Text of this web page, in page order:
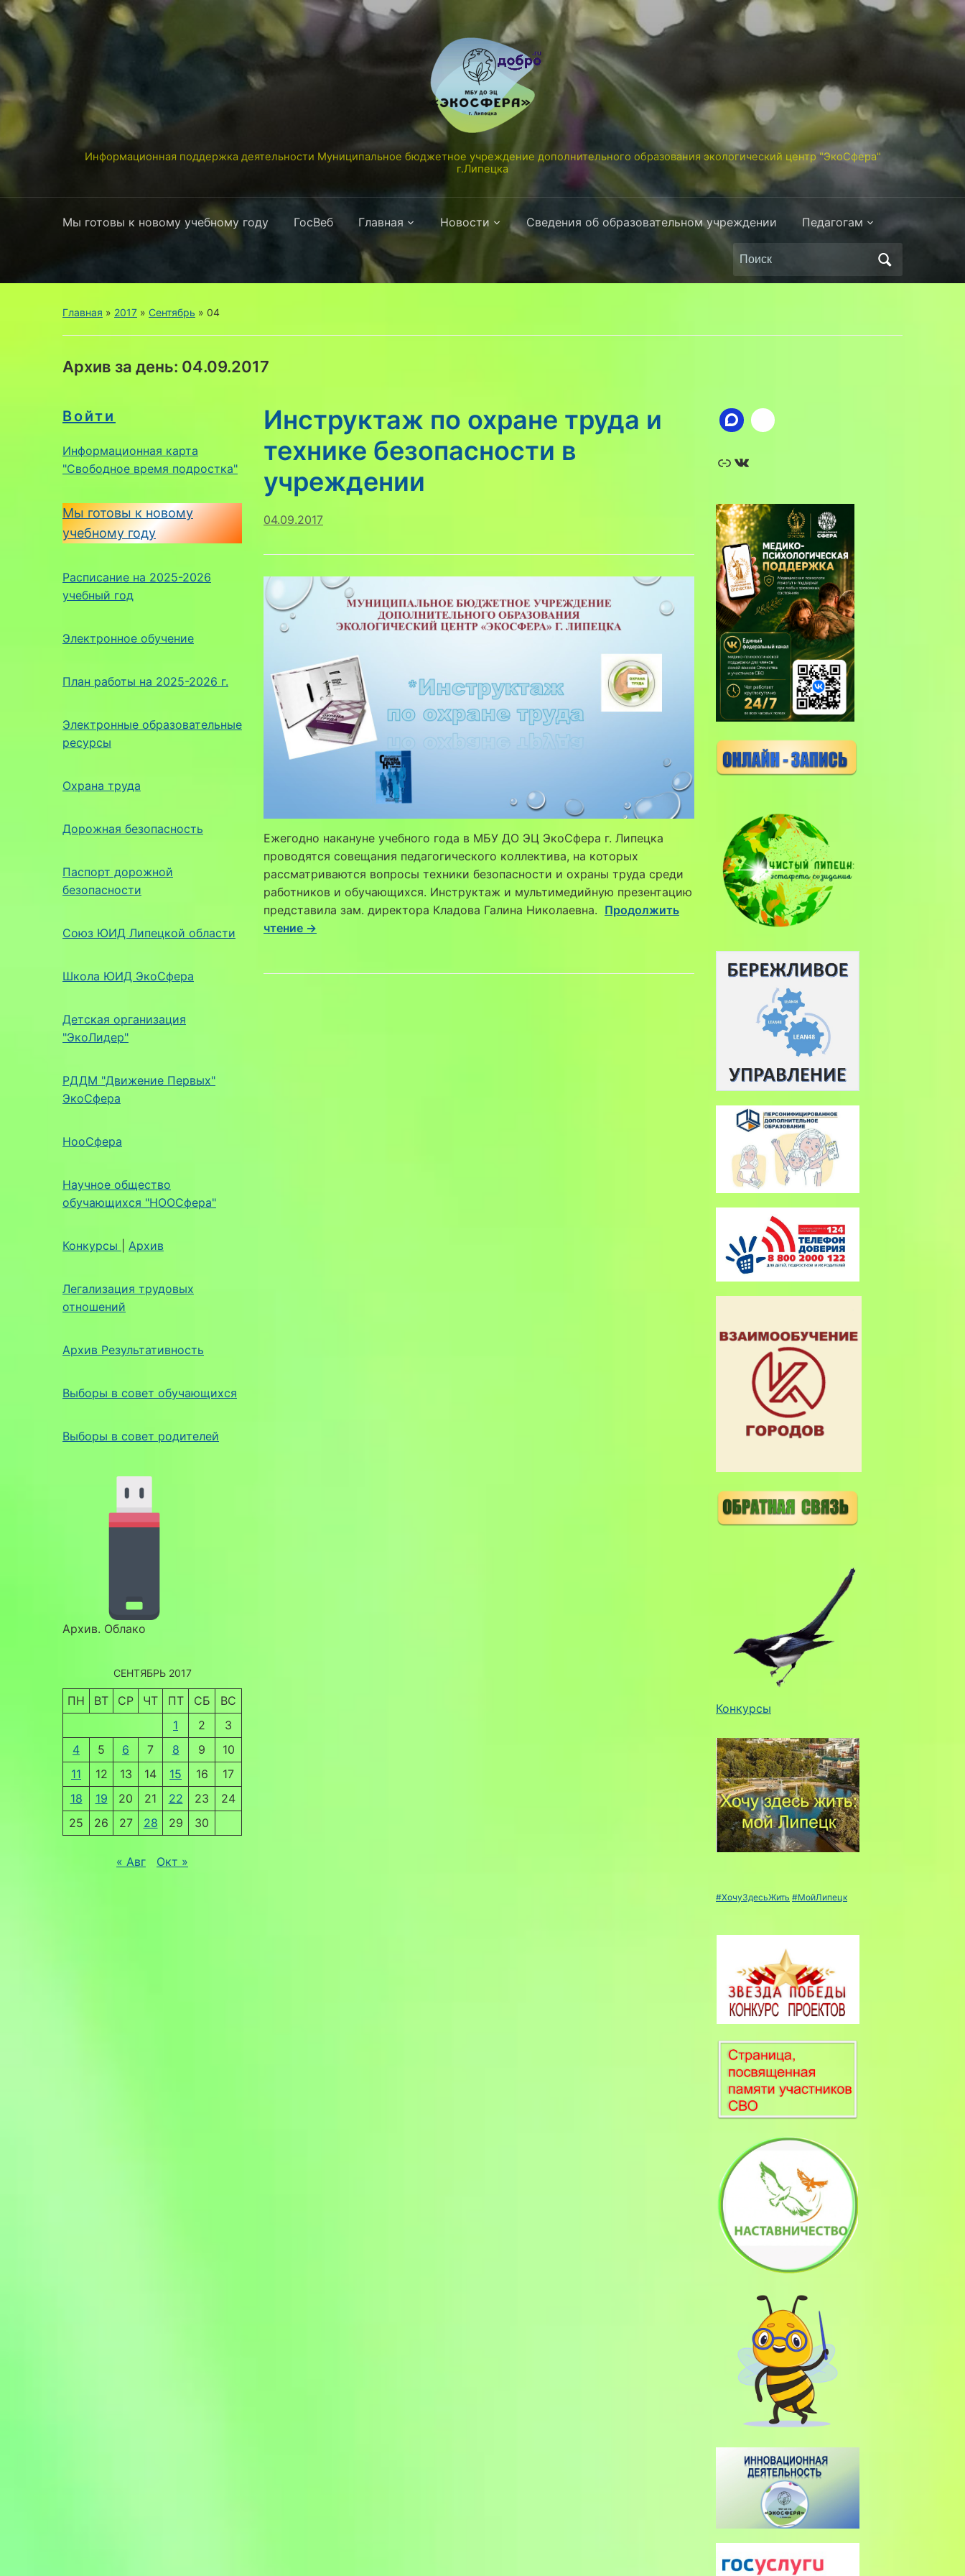
Информационная поддержка деятельности Муниципальное бюджетное учреждение дополнительного образования экологический центр "ЭкоСфера"
г.Липецка
Мы готовы к новому учебному году ГосВеб Главная Новости Сведения об образовательном учреждении Педагогам
Поиск
по:
Главная » 2017 » Сентябрь » 04
Архив за день: 04.09.2017
Войти
Информационная карта
"Свободное время подростка"
Мы готовы к новому
учебному году
Расписание на 2025-2026
учебный год
Электронное обучение
План работы на 2025-2026 г.
Электронные образовательные
ресурсы
Охрана труда
Дорожная безопасность
Паспорт дорожной
безопасности
Союз ЮИД Липецкой области
Школа ЮИД ЭкоСфера
Детская организация
"ЭкоЛидер"
РДДМ "Движение Первых"
ЭкоСфера
НооСфера
Научное общество
обучающихся "НООСфера"
Конкурсы Архив
Легализация трудовых
отношений
Архив Результативность
Выборы в совет обучающихся
Выборы в совет родителей
Архив. Облако
СЕНТЯБРЬ 2017
ПН ВТ СР ЧТ ПТ СБ
ВС
1
2
3
4
5 6 7 8 9
10
11
12 13 14 15 16
17
18
19 20 21 22 23
24
25
26 27 28 29 30
« Авг Окт »
Инструктаж по охране труда и
технике безопасности в
учреждении
04.09.2017
Ежегодно накануне учебного года в МБУ ДО ЭЦ ЭкоСфера г. Липецка
проводятся совещания педагогического коллектива, на которых
рассматриваются вопросы техники безопасности и охраны труда среди
работников и обучающихся. Инструктаж и мультимедийную презентацию
представила зам. директора Кладова Галина Николаевна. Продолжить
чтение →
Ссылка
Конкурсы
#ХочуЗдесьЖить #МойЛипецк